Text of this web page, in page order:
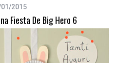
2015
Fiesta De Big Hero 6